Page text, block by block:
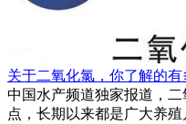
关于二氧化氯，你了解的有
中国水产频道独家报道，
点，长期以来都是广大养